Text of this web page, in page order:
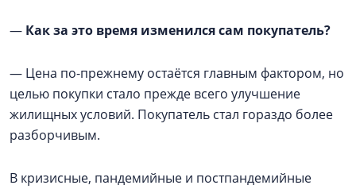
— Как за это время изменился сам покупатель?
— Цена по-прежнему остаётся главным фактором, но
целью покупки стало прежде всего улучшение
жилищных условий. Покупатель стал гораздо более
разборчивым.
В кризисные, пандемийные и постпандемийные